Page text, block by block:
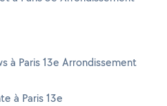
à Paris 13e Arrondissement
à Paris 13e